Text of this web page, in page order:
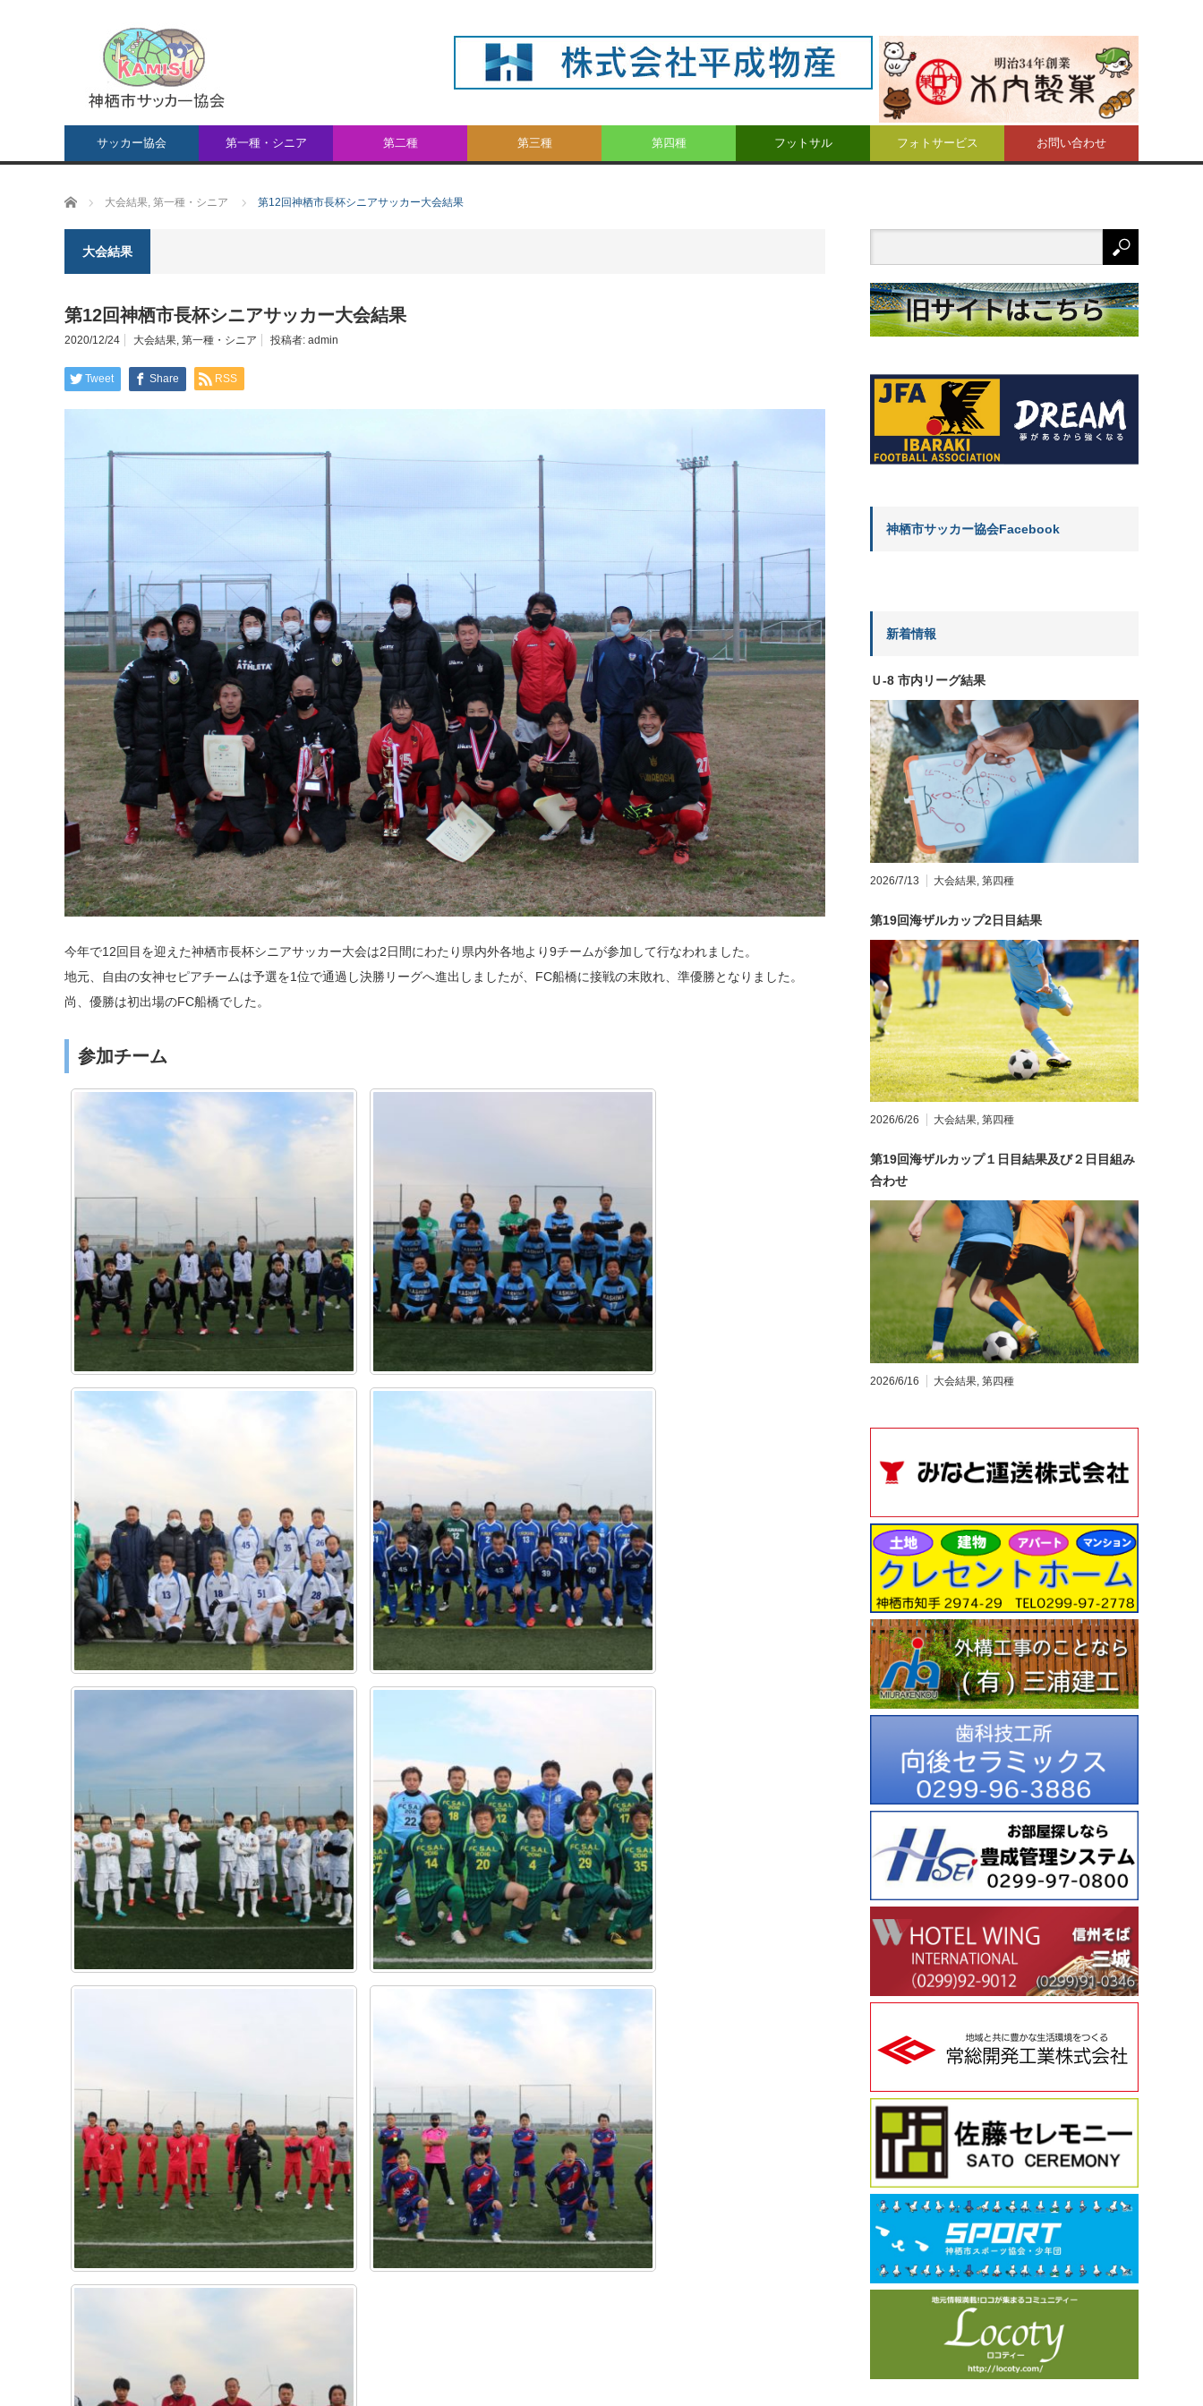
サッカー協会 第一種・シニア 第二種 第三種 第四種 フットサル フォトサービス お問い合わせ
ホーム 大会結果, 第一種・シニア 第12回神栖市長杯シニアサッカー大会結果
大会結果
第12回神栖市長杯シニアサッカー大会結果
2020/12/24 大会結果, 第一種・シニア 投稿者: admin
Tweet Share RSS
今年で12回目を迎えた神栖市長杯シニアサッカー大会は2日間にわたり県内外各地より9チームが参加して行なわれました。
地元、自由の女神セピアチームは予選を1位で通過し決勝リーグへ進出しましたが、FC船橋に接戦の末敗れ、準優勝となりました。
尚、優勝は初出場のFC船橋でした。
参加チーム
神栖市サッカー協会Facebook
新着情報
Ｕ-8 市内リーグ結果
2026/7/13 大会結果 第四種
第19回海ザルカップ2日目結果
2026/6/26 大会結果, 第四種
第19回海ザルカップ１日目結果及び２日目組み
合わせ
2026/6/16 大会結果, 第四種